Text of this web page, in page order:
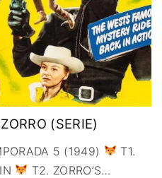
(SERIE)
5 (1949)
T1.
T2. ZORRO’S…